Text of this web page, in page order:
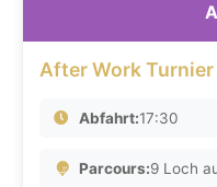
After Work Turnier
Abfahrt:17:30
Parcours:9 Loch